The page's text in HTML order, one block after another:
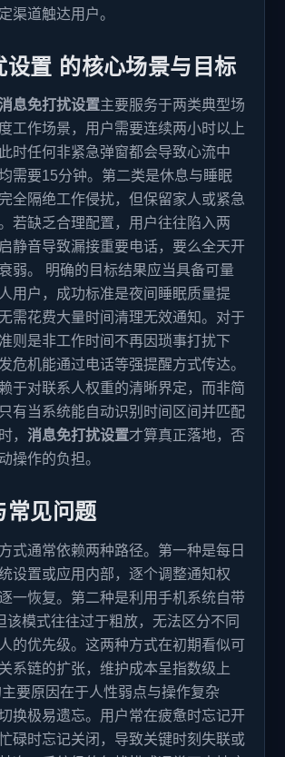
渠道触达用户。
设置 的核心场景与目标
息免打扰设置主要服务于两类典型场
工作场景，用户需要连续两小时以上
时任何非紧急弹窗都会导致心流中
需要15分钟。第二类是休息与睡眠
全隔绝工作侵扰，但保留家人或紧急
若缺乏合理配置，用户往往陷入两
静音导致漏接重要电话，要么全天开
弱。 明确的目标结果应当具备可量
用户，成功标准是夜间睡眠质量提
需花费大量时间清理无效通知。对于
则是非工作时间不再因琐事打扰下
危机能通过电话等强提醒方式传达。
于对联系人权重的清晰界定，而非简
有当系统能自动识别时间区间并匹配
，消息免打扰设置才算真正落地，否
操作的负担。
常见问题
式通常依赖两种路径。第一种是每日
设置或应用内部，逐个调整通知权
一恢复。第二种是利用手机系统自带
该模式往往过于粗放，无法区分不同
的优先级。这两种方式在初期看似可
系链的扩张，维护成本呈指数级上
要原因在于人性弱点与操作复杂
换极易遗忘。用户常在疲惫时忘记开
碌时忘记关闭，导致关键时刻失联或